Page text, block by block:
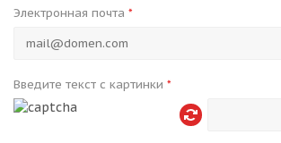
Электронная почта *
Введите текст с картинки *